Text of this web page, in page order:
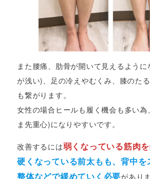
また腰痛、肋骨が開いて見えるように
が浅い)、足の冷えやむくみ、膝のた
も繋がります。
女性の場合ヒールも履く機会も多い為
ま先重心)になりやすいです。
改善するには弱くなっている筋肉を
硬くなっている前太もも、背中を
整体などで緩めていく必要があり